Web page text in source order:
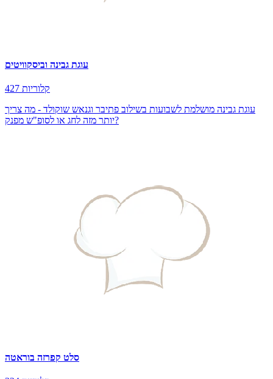
עוגת גבינה וביסקוויטים
427 קלוריות
עוגת גבינה מושלמת לשבועות בשילוב פתיבר וגנאש שוקולד - מה צריך
יותר מזה לחג או לסופ"ש מפנק?
סלט קפרזה בוראטה